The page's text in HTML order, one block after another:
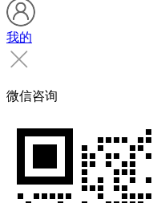
我的
微信咨询